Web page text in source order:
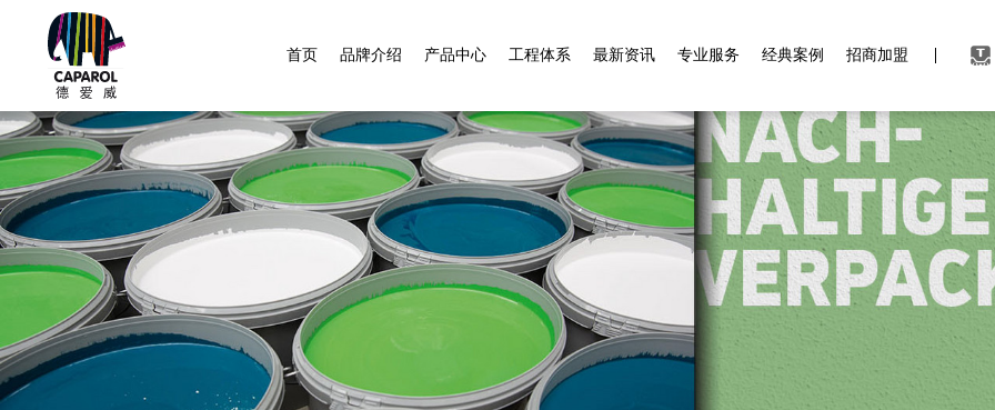
首页 品牌介绍 产品中心 工程体系 最新资讯 专业服务 经典案例 招商加盟